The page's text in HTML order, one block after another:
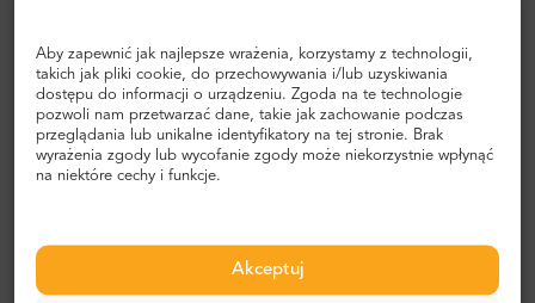
Aby zapewnić jak najlepsze wrażenia, korzystamy z technologii,
takich jak pliki cookie, do przechowywania i/lub uzyskiwania
dostępu do informacji o urządzeniu. Zgoda na te technologie
pozwoli nam przetwarzać dane, takie jak zachowanie podczas
przeglądania lub unikalne identyfikatory na tej stronie. Brak
wyrażenia zgody lub wycofanie zgody może niekorzystnie wpłynąć
na niektóre cechy i funkcje.
Akceptuj
Najszybszym, najbezpieczniejszym i najbardziej
niezawodnym sposobem dotarcia do hotelu jest
zaplanowanie prywatnego transportu od drzwi do drzwi.
W ten sposób zaoszczędzisz dużo czasu, ponieważ możesz
pominąć nieprzyjemny proces ustalania trasy, poruszania
się po mieście i znajdowania drogi.
Szukasz niezawodnego i niedrogiego transferu
lotniskowego? Zarezerwuj jeden z Mr.Shuttle, wybranym